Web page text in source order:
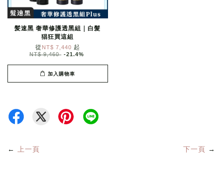
髪速黑 奢華修護透黑組｜白髮
猖狂買這組
從 NT$ 7,440 起
NT$ 9,460 -21.4%
加入購物車
← 上一頁 下一頁 →